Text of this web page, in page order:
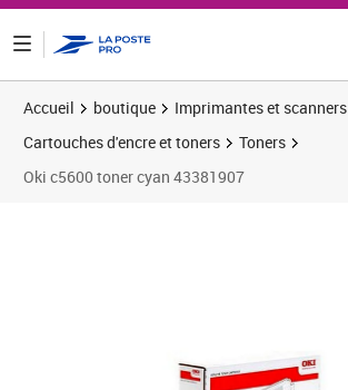
Accueil boutique
Imprimantes et scanners
Cartouches d'encre et toners
Toners
Oki c5600 toner cyan 43381907